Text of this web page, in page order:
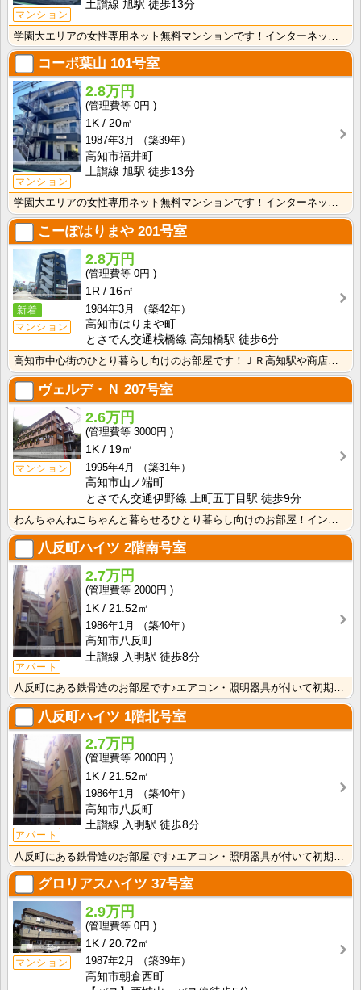
マンション
土讃線 旭駅 徒歩13分
コーポ葉山 101号室
マンション
2.8万円
0円
1K
20㎡
1987年3月
（築39年）
高知市福井町
土讃線 旭駅 徒歩13分
学園大エリアの女性専用ネット無料マンションです！インターネット月額接続使用無料なので、月々の生活費の･･･
こーぽはりまや 201号室
新着
マンション
2.8万円
0円
1R
16㎡
1984年3月
（築42年）
高知市はりまや町
とさでん交通桟橋線 高知橋駅 徒歩6分
高知市中心街のひとり暮らし向けのお部屋です！ＪＲ高知駅や商店街にも歩いて行ける距離の便利な立地です！･･･
ヴェルデ・Ｎ 207号室
マンション
2.6万円
3000円
1K
19㎡
1995年4月
（築31年）
高知市山ノ端町
とさでん交通伊野線 上町五丁目駅 徒歩9分
八反町ハイツ 2階南号室
アパート
2.7万円
2000円
1K
21.52㎡
1986年1月
（築40年）
高知市八反町
土讃線 入明駅 徒歩8分
八反町ハイツ 1階北号室
アパート
2.7万円
2000円
1K
21.52㎡
1986年1月
（築40年）
高知市八反町
土讃線 入明駅 徒歩8分
グロリアスハイツ 37号室
マンション
2.9万円
0円
1K
20.72㎡
1987年2月
（築39年）
高知市朝倉西町